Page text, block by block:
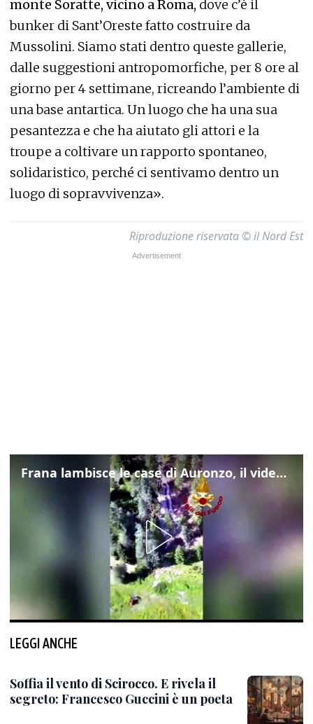
monte Soratte, vicino a Roma, dove c’è il
bunker di Sant’Oreste fatto costruire da
Mussolini. Siamo stati dentro queste gallerie,
dalle suggestioni antropomorfiche, per 8 ore al
giorno per 4 settimane, ricreando l’ambiente di
una base antartica. Un luogo che ha una sua
pesantezza e che ha aiutato gli attori e la
troupe a coltivare un rapporto spontaneo,
solidaristico, perché ci sentivamo dentro un
luogo di sopravvivenza».
Riproduzione riservata © il Nord Est
Frana lambisce le case di Auronzo, il video dall'elicottero dei vigili del fuoco
LEGGI ANCHE
Soffia il vento di Scirocco. E rivela il
segreto: Francesco Guccini è un poeta